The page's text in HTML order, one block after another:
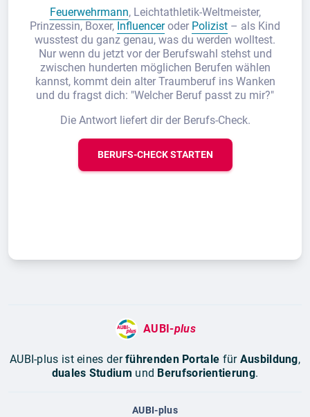
Feuerwehrmann, Leichtathletik-Weltmeister,
Prinzessin, Boxer, Influenceroder Polizist – als Kind
wusstest du ganz genau, was du werden wolltest.
Nur wenn du jetzt vor der Berufswahl stehst und
zwischen hunderten möglichen Berufen wählen
kannst, kommt dein alter Traumberuf ins Wanken
und du fragst dich: "Welcher Beruf passt zu mir?"
Die Antwort liefert dir der Berufs-Check.
BERUFS-CHECK STARTEN
AUBI-plus
AUBI-plus ist eines derführenden Portale für Ausbildung,
duales Studium und Berufsorientierung.
AUBI-plus